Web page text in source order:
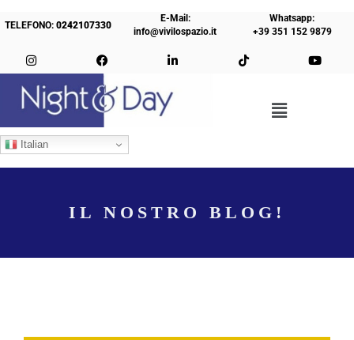
TELEFONO:0242107330
E-Mail:
info@vivilospazio.it
Whatsapp:
+39 351 152 9879
Italian
IL NOSTRO BLOG!